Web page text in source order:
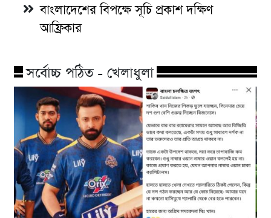
বাংলাদেশের বিপক্ষে সূচি প্রকাশ দক্ষিণ
আফ্রিকার
সর্বোচ্চ পঠিত - খেলাধুলা